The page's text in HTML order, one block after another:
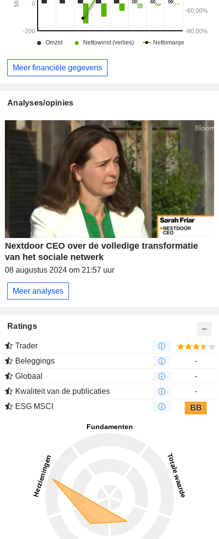
Meer financiële gegevens
Analyses/opinies
Nextdoor CEO over de volledige transformatie
van het sociale netwerk
08 augustus 2024 om 21:57 uur
Meer analyses
Ratings
Trader
Beleggings
-
Globaal
-
Kwaliteit van de publicaties
-
ESG MSCI
BB